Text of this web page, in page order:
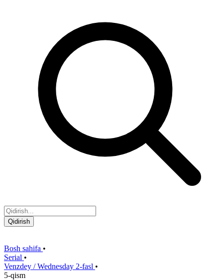
Qidirish
Bosh sahifa •
Serial •
Venzdey / Wednesday 2-fasl •
5-qism